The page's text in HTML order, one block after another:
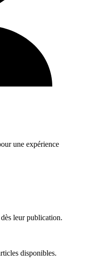
une expérience
leur publication.
disponibles.